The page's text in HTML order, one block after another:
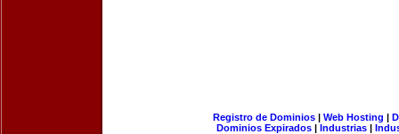
Registro de Dominios| Web Hosting |
Dominios Expirados | Industrias |